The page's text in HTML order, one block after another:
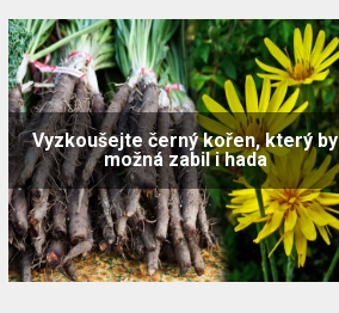
Vyzkoušejte černý kořen, který by
možná zabil i hada